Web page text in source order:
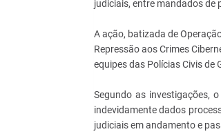
judiciais, entre mandados de
A ação, batizada de
Repressão aos Crimes
equipes das Polícias Civis de
Segundo as investigações,
indevidamente dados
judiciais em andamento e